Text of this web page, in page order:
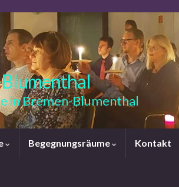
in Bremen-Blumenthal
Begegnungsräume Kontakt